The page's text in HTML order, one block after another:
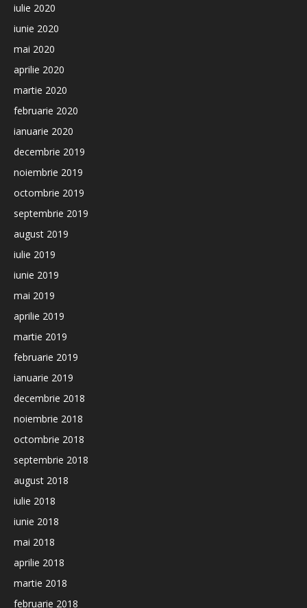
iulie 2020
iunie 2020
mai 2020
aprilie 2020
martie 2020
februarie 2020
ianuarie 2020
decembrie 2019
noiembrie 2019
octombrie 2019
septembrie 2019
august 2019
iulie 2019
iunie 2019
mai 2019
aprilie 2019
martie 2019
februarie 2019
ianuarie 2019
decembrie 2018
noiembrie 2018
octombrie 2018
septembrie 2018
august 2018
iulie 2018
iunie 2018
mai 2018
aprilie 2018
martie 2018
februarie 2018